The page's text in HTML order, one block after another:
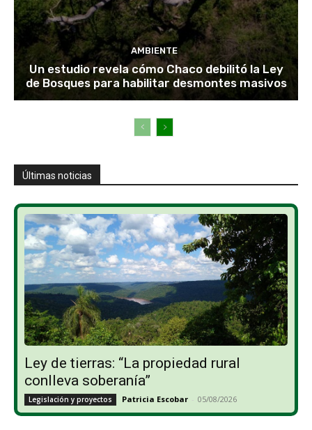
AMBIENTE
Un estudio revela cómo Chaco debilitó la Ley
de Bosques para habilitar desmontes masivos
Últimas noticias
Ley de tierras: “La propiedad rural
conlleva soberanía”
Legislación y proyectos Patricia Escobar - 05/08/2026